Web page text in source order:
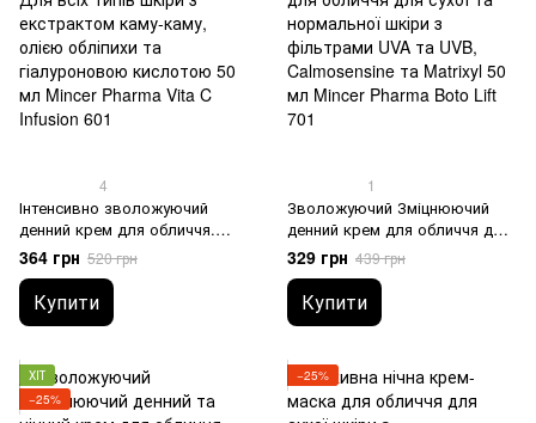
4
Інтенсивно зволожуючий
денний крем для обличчя.
Для всіх типів шкіри з
екстрактом каму-каму, олією
обліпихи та гіалуроновою
кислотою 50 мл Mincer
364 грн 520 грн
Купити
1
Зволожуючий Зміцнюючий
денний крем для обличчя для
сухої та нормальної шкіри з
фільтрами UVA та UVB,
Calmosensine та Matrixyl 50 мл
Mincer Pharma Boto Lift 701
329 грн 439 грн
Купити
ХІТ
−25%
−25%